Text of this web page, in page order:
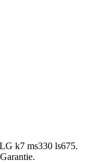
LG k7 ms330 ls675.